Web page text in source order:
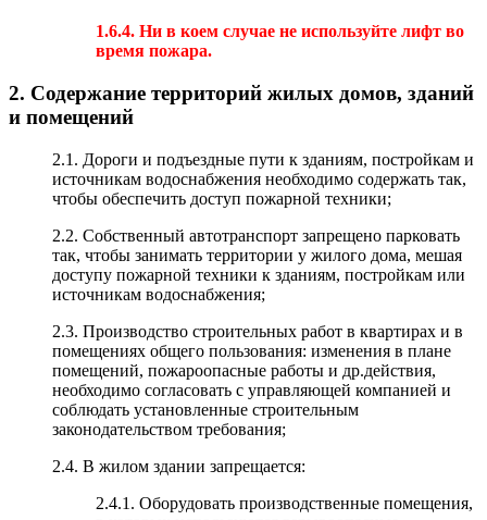
1.6.4. Ни в коем случае не используйте лифт во
время пожара.
2. Содержание территорий жилых домов, зданий
и помещений
2.1. Дороги и подъездные пути к зданиям, постройкам и
источникам водоснабжения необходимо содержать так,
чтобы обеспечить доступ пожарной техники;
2.2. Собственный автотранспорт запрещено парковать
так, чтобы занимать территории у жилого дома, мешая
доступу пожарной техники к зданиям, постройкам или
источникам водоснабжения;
2.3. Производство строительных работ в квартирах и в
помещениях общего пользования: изменения в плане
помещений, пожароопасные работы и др.действия,
необходимо согласовать с управляющей компанией и
соблюдать установленные строительным
законодательством требования;
2.4. В жилом здании запрещается:
2.4.1. Оборудовать производственные помещения,